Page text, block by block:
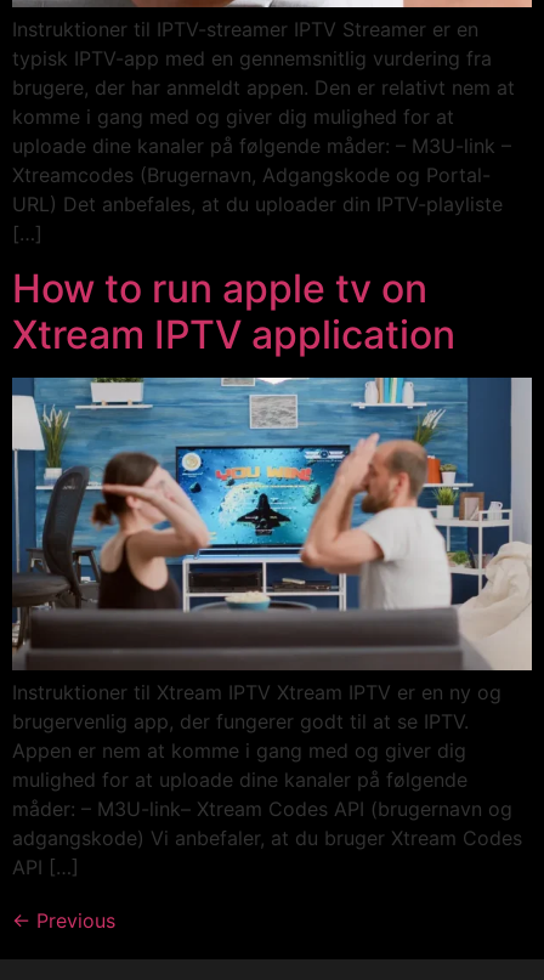
Instruktioner til IPTV-streamer IPTV Streamer er en
typisk IPTV-app med en gennemsnitlig vurdering fra
brugere, der har anmeldt appen. Den er relativt nem at
komme i gang med og giver dig mulighed for at
uploade dine kanaler på følgende måder: – M3U-link –
Xtreamcodes (Brugernavn, Adgangskode og Portal-
URL) Det anbefales, at du uploader din IPTV-playliste
[…]
How to run apple tv on
Xtream IPTV application
Instruktioner til Xtream IPTV Xtream IPTV er en ny og
brugervenlig app, der fungerer godt til at se IPTV.
Appen er nem at komme i gang med og giver dig
mulighed for at uploade dine kanaler på følgende
måder: – M3U-link– Xtream Codes API (brugernavn og
adgangskode) Vi anbefaler, at du bruger Xtream Codes
API […]
← Previous